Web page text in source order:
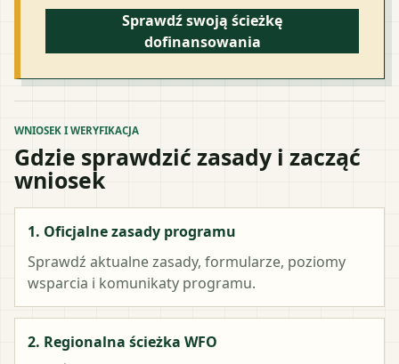
Sprawdź swoją ścieżkę
dofinansowania
WNIOSEK I WERYFIKACJA
Gdzie sprawdzić zasady i zacząć
wniosek
1. Oficjalne zasady programu
Sprawdź aktualne zasady, formularze, poziomy
wsparcia i komunikaty programu.
2. Regionalna ścieżka WFO